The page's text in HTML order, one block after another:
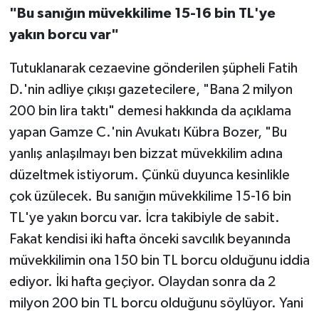
"Bu sanığın müvekkilime 15-16 bin TL'ye
yakın borcu var"
Tutuklanarak cezaevine gönderilen şüpheli Fatih
D.'nin adliye çıkışı gazetecilere, "Bana 2 milyon
200 bin lira taktı" demesi hakkında da açıklama
yapan Gamze C.'nin Avukatı Kübra Bozer, "Bu
yanlış anlaşılmayı ben bizzat müvekkilim adına
düzeltmek istiyorum. Çünkü duyunca kesinlikle
çok üzülecek. Bu sanığın müvekkilime 15-16 bin
TL'ye yakın borcu var. İcra takibiyle de sabit.
Fakat kendisi iki hafta önceki savcılık beyanında
müvekkilimin ona 150 bin TL borcu olduğunu iddia
ediyor. İki hafta geçiyor. Olaydan sonra da 2
milyon 200 bin TL borcu olduğunu söylüyor. Yani